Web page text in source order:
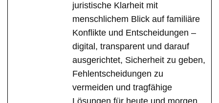
juristische Klarheit mit
menschlichem Blick auf familiäre
Konflikte und Entscheidungen –
digital, transparent und darauf
ausgerichtet, Sicherheit zu geben,
Fehlentscheidungen zu
vermeiden und tragfähige